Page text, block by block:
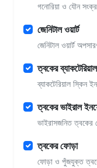
গনোরিয়া ও যৌন
জেনিটাল ওয়ার্ট
জেনিটাল ওয়ার্ট
ত্বকের
ব্যাকটেরিয়াল স্কিন
ত্বকের ভাইরাল
ভাইরাসজনিত ত্বকের
ত্বকের ফোড়া
ফোড়া ও পুঁজযুক্ত